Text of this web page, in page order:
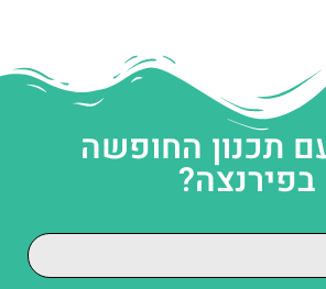
תכנון החופשה
בפירנצה?